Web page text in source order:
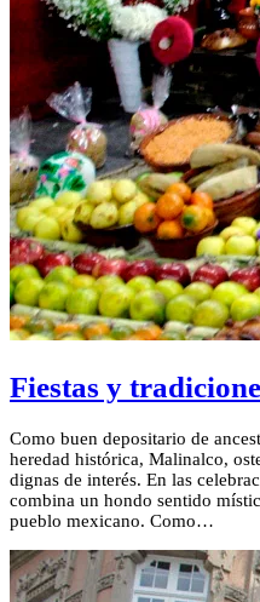
Fiestas y
Como buen depositario de
heredad histórica, Malinalco,
dignas de interés. En las
combina un hondo sentido
pueblo mexicano. Como…